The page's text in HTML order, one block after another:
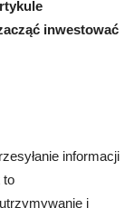
inwestować
informacji
to
i